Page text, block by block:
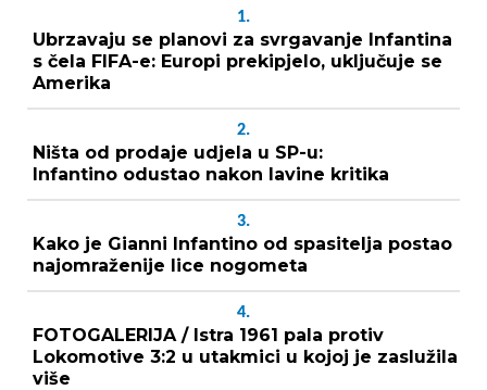
1.
Ubrzavaju se planovi za svrgavanje Infantina
s čela FIFA-e: Europi prekipjelo, uključuje se
Amerika
2.
Ništa od prodaje udjela u SP-u:
Infantino odustao nakon lavine kritika
3.
Kako je Gianni Infantino od spasitelja postao
najomraženije lice nogometa
4.
FOTOGALERIJA / Istra 1961 pala protiv
Lokomotive 3:2 u utakmici u kojoj je zaslužila
više